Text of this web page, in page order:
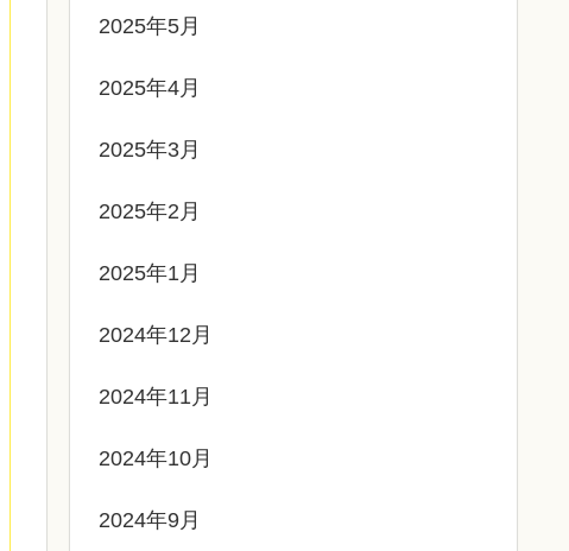
2025年5月
2025年4月
2025年3月
2025年2月
2025年1月
2024年12月
2024年11月
2024年10月
2024年9月